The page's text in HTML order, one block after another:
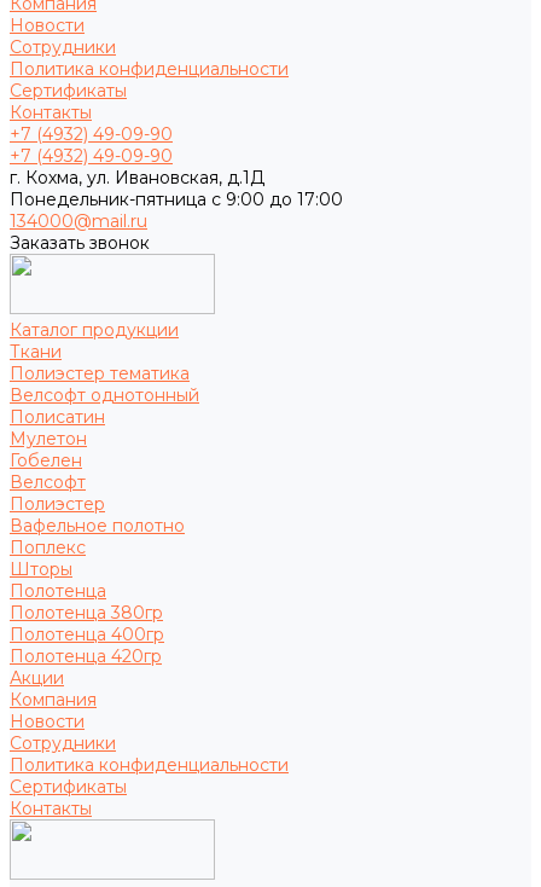
Новости
Сотрудники
Политика конфиденциальности
Сертификаты
Контакты
+7 (4932) 49-09-90
+7 (4932) 49-09-90
г. Кохма, ул. Ивановская, д.1Д
Понедельник-пятница с 9:00 до 17:00
134000@mail.ru
Заказать звонок
Каталог продукции
Ткани
Полиэстер тематика
Велсофт однотонный
Полисатин
Мулетон
Гобелен
Велсофт
Полиэстер
Вафельное полотно
Поплекс
Шторы
Полотенца
Полотенца 380гр
Полотенца 400гр
Полотенца 420гр
Акции
Компания
Новости
Сотрудники
Политика конфиденциальности
Сертификаты
Контакты